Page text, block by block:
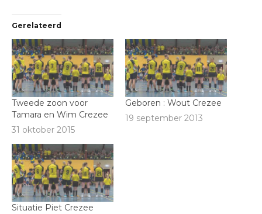
Gerelateerd
Tweede zoon voor
Tamara en Wim Crezee
31 oktober 2015
Geboren : Wout Crezee
19 september 2013
Situatie Piet Crezee